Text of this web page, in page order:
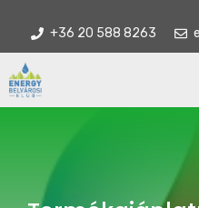
tartalomba
+36 20 588 8263